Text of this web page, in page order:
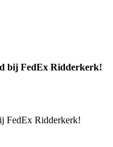
bij FedEx Ridderkerk!
FedEx Ridderkerk!